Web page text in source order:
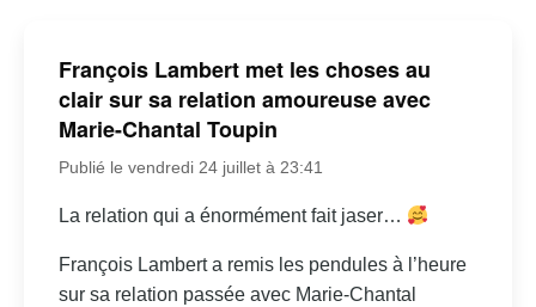
François Lambert met les choses au
clair sur sa relation amoureuse avec
Marie-Chantal Toupin
Publié le vendredi 24 juillet à 23:41
La relation qui a énormément fait jaser…
François Lambert a remis les pendules à l’heure
sur sa relation passée avec Marie-Chantal